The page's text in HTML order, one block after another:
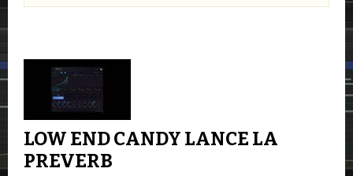
LOW END CANDY LANCE LA
PREVERB